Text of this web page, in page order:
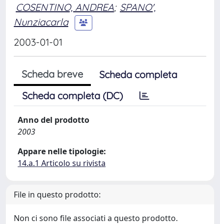
COSENTINO, ANDREA; SPANO',
Nunziacarla
2003-01-01
Scheda breve
Scheda completa
Scheda completa (DC)
Anno del prodotto
2003
Appare nelle tipologie:
14.a.1 Articolo su rivista
File in questo prodotto:
Non ci sono file associati a questo prodotto.